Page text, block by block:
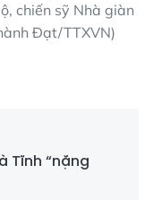
chiến sỹ Nhà giàn
Đạt/TTXVN)
Tĩnh “nặng